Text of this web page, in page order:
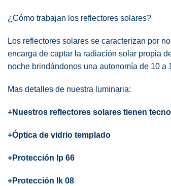
¿Cómo trabajan los reflectores solares?
Los reflectores solares se caracterizan por
encarga de captar la radiación solar propia
noche brindándonos una autonomía de 10 a
Mas detalles de nuestra luminaria:
+Nuestros reflectores solares tienen
+Óptica de vidrio templado
+Protección Ip 66
+Protección Ik 08